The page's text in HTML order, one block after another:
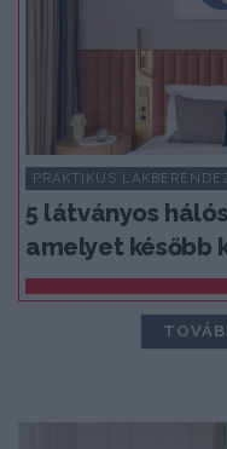
PRAKTIKUS
5 látványos
amelyet később